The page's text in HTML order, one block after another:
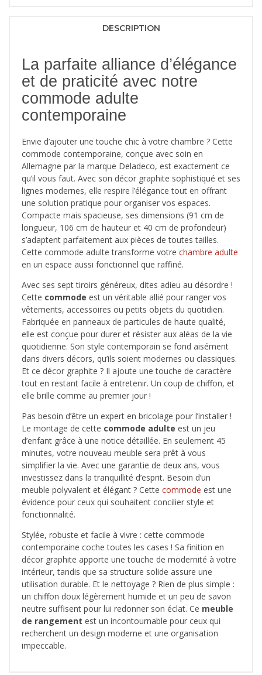
DESCRIPTION
La parfaite alliance d’élégance
et de praticité avec notre
commode adulte
contemporaine
Envie d’ajouter une touche chic à votre chambre ? Cette
commode contemporaine, conçue avec soin en
Allemagne par la marque Deladeco, est exactement ce
qu’il vous faut. Avec son décor graphite sophistiqué et ses
lignes modernes, elle respire l’élégance tout en offrant
une solution pratique pour organiser vos espaces.
Compacte mais spacieuse, ses dimensions (91 cm de
longueur, 106 cm de hauteur et 40 cm de profondeur)
s’adaptent parfaitement aux pièces de toutes tailles.
Cette commode adulte transforme votre chambre adulte
en un espace aussi fonctionnel que raffiné.
Avec ses sept tiroirs généreux, dites adieu au désordre !
Cette commode est un véritable allié pour ranger vos
vêtements, accessoires ou petits objets du quotidien.
Fabriquée en panneaux de particules de haute qualité,
elle est conçue pour durer et résister aux aléas de la vie
quotidienne. Son style contemporain se fond aisément
dans divers décors, qu’ils soient modernes ou classiques.
Et ce décor graphite ? Il ajoute une touche de caractère
tout en restant facile à entretenir. Un coup de chiffon, et
elle brille comme au premier jour !
Pas besoin d’être un expert en bricolage pour l’installer !
Le montage de cette commode adulte est un jeu
d’enfant grâce à une notice détaillée. En seulement 45
minutes, votre nouveau meuble sera prêt à vous
simplifier la vie. Avec une garantie de deux ans, vous
investissez dans la tranquillité d’esprit. Besoin d’un
meuble polyvalent et élégant ? Cette commode est une
évidence pour ceux qui souhaitent concilier style et
fonctionnalité.
Stylée, robuste et facile à vivre : cette commode
contemporaine coche toutes les cases ! Sa finition en
décor graphite apporte une touche de modernité à votre
intérieur, tandis que sa structure solide assure une
utilisation durable. Et le nettoyage ? Rien de plus simple :
un chiffon doux légèrement humide et un peu de savon
neutre suffisent pour lui redonner son éclat. Ce meuble
de rangement est un incontournable pour ceux qui
recherchent un design moderne et une organisation
impeccable.